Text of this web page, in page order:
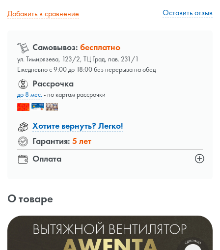
Добавить в сравнение Оставить отзыв
Самовывоз: бесплатно
ул. Тимирязева, 123/2, ТЦ Град, пав. 231/1
Ежедневно с 9:00 до 18:00 без перерыва на обед
Оплата
Рассрочка
до 8 мес.- по картам рассрочки
Хотите вернуть? Легко!
Гарантия: 5 лет
О товаре